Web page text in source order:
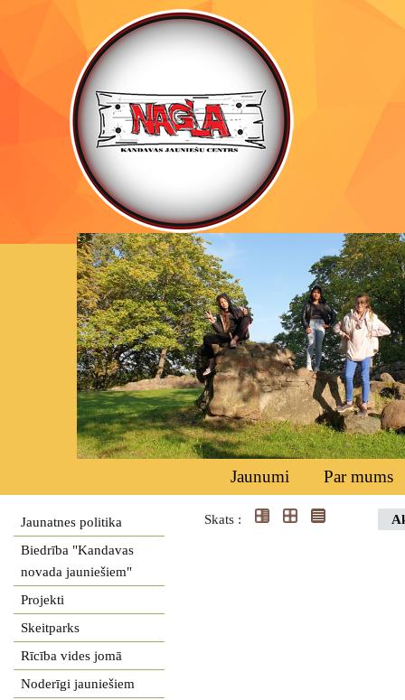
Jaunumi Par mums
Jaunatnes politika
Biedrība "Kandavas
novada jauniešiem"
Projekti
Skeitparks
Rīcība vides jomā
Noderīgi jauniešiem
Skats :